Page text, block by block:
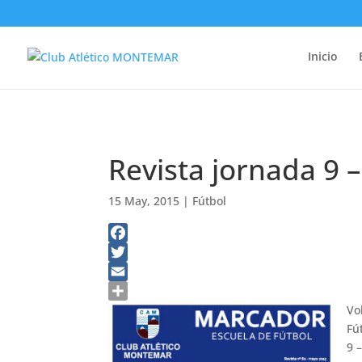
Inicio
Revista jornada 9
15 May, 2015 | Fútbol
Facebook
Twitter
Email
Compartir
9